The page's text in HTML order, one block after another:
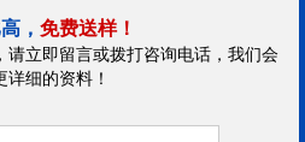
， 免费送样！
请立即留言或拨打咨询电话，我们会
细的资料！